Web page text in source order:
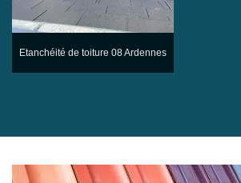
Etanchéité de toiture 08 Ardennes